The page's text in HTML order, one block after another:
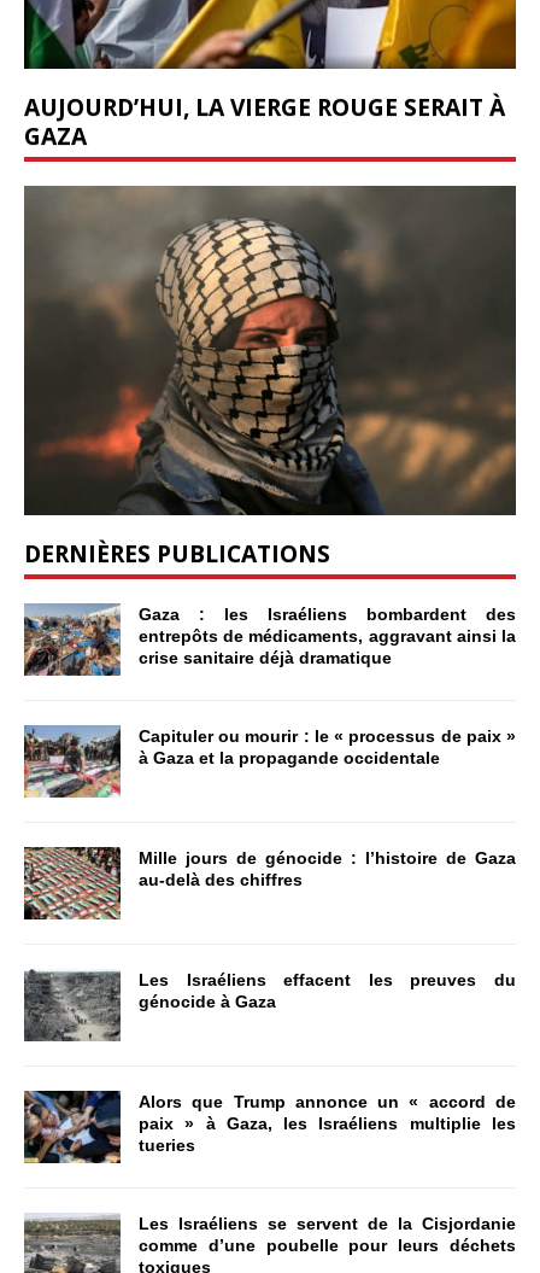
AUJOURD’HUI, LA VIERGE ROUGE SERAIT À
GAZA
DERNIÈRES PUBLICATIONS
Gaza : les Israéliens bombardent des
entrepôts de médicaments, aggravant ainsi la
crise sanitaire déjà dramatique
Capituler ou mourir : le « processus de paix »
à Gaza et la propagande occidentale
Mille jours de génocide : l’histoire de Gaza
au-delà des chiffres
Les Israéliens effacent les preuves du
génocide à Gaza
Alors que Trump annonce un « accord de
paix » à Gaza, les Israéliens multiplie les
tueries
Les Israéliens se servent de la Cisjordanie
comme d’une poubelle pour leurs déchets
toxiques